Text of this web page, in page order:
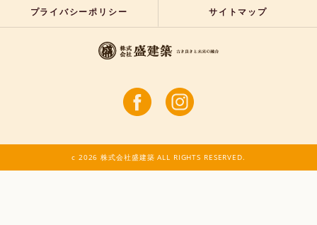
プライバシーポリシー サイトマップ
c 2026 株式会社盛建築 ALL RIGHTS RESERVED.